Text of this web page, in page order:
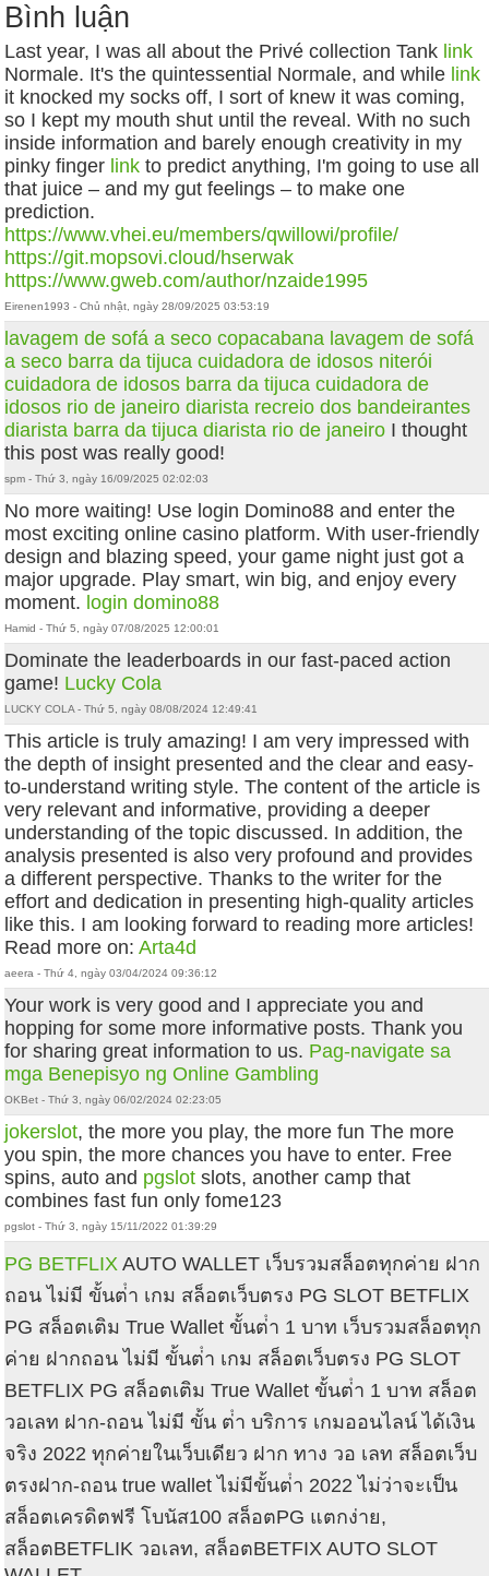
Bình luận
Last year, I was all about the Privé collection Tank link
Normale. It's the quintessential Normale, and while link
it knocked my socks off, I sort of knew it was coming,
so I kept my mouth shut until the reveal. With no such
inside information and barely enough creativity in my
pinky finger link to predict anything, I'm going to use all
that juice – and my gut feelings – to make one
prediction.
https://www.vhei.eu/members/qwillowi/profile/
https://git.mopsovi.cloud/hserwak
https://www.gweb.com/author/nzaide1995
Eirenen1993 - Chủ nhật, ngày 28/09/2025 03:53:19
lavagem de sofá a seco copacabana lavagem de sofá
a seco barra da tijuca cuidadora de idosos niterói
cuidadora de idosos barra da tijuca cuidadora de
idosos rio de janeiro diarista recreio dos bandeirantes
diarista barra da tijuca diarista rio de janeiro I thought
this post was really good!
spm - Thứ 3, ngày 16/09/2025 02:02:03
No more waiting! Use login Domino88 and enter the
most exciting online casino platform. With user-friendly
design and blazing speed, your game night just got a
major upgrade. Play smart, win big, and enjoy every
moment. login domino88
Hamid - Thứ 5, ngày 07/08/2025 12:00:01
Dominate the leaderboards in our fast-paced action
game! Lucky Cola
LUCKY COLA - Thứ 5, ngày 08/08/2024 12:49:41
This article is truly amazing! I am very impressed with
the depth of insight presented and the clear and easy-
to-understand writing style. The content of the article is
very relevant and informative, providing a deeper
understanding of the topic discussed. In addition, the
analysis presented is also very profound and provides
a different perspective. Thanks to the writer for the
effort and dedication in presenting high-quality articles
like this. I am looking forward to reading more articles!
Read more on:Arta4d
aeera - Thứ 4, ngày 03/04/2024 09:36:12
Your work is very good and I appreciate you and
hopping for some more informative posts. Thank you
for sharing great information to us. Pag-navigate sa
mga Benepisyo ng Online Gambling
OKBet - Thứ 3, ngày 06/02/2024 02:23:05
jokerslot, the more you play, the more fun The more
you spin, the more chances you have to enter. Free
spins, auto and pgslot slots, another camp that
combines fast fun only fome123
pgslot - Thứ 3, ngày 15/11/2022 01:39:29
PG BETFLIX AUTO WALLET เว็บรวมสล็อตทุกค่าย ฝาก
ถอน ไม่มี ขั้นต่ํา เกม สล็อตเว็บตรง PG SLOT BETFLIX
PG สล็อตเติม True Wallet ขั้นต่ํา 1 บาท เว็บรวมสล็อตทุก
ค่าย ฝากถอน ไม่มี ขั้นต่ํา เกม สล็อตเว็บตรง PG SLOT
BETFLIX PG สล็อตเติม True Wallet ขั้นต่ํา 1 บาท สล็อต
วอเลท ฝาก-ถอน ไม่มี ขั้น ต่ํา บริการ เกมออนไลน์ ได้เงิน
จริง 2022 ทุกค่ายในเว็บเดียว ฝาก ทาง วอ เลท สล็อตเว็บ
ตรงฝาก-ถอน true wallet ไม่มีขั้นต่ํา 2022 ไม่ว่าจะเป็น
สล็อตเครดิตฟรี โบนัส100 สล็อตPG แตกง่าย,
สล็อตBETFLIK วอเลท, สล็อตBETFIX AUTO SLOT